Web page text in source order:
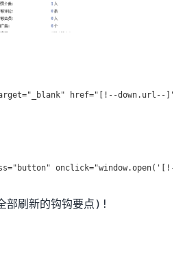
href="[!--down.url--
部刷新的钩钩要点)!